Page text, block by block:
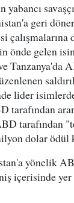
yabancı
geri
önde gelen
Tanzanya'da
lider
tarafından
tarafından
dolar ödül
yönelik
içerisinde